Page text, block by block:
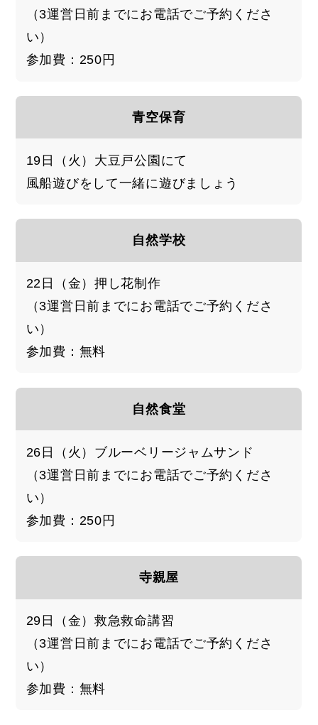
（3運営日前までにお電話でご予約くださ
い）
参加費：250円
青空保育
19日（火）大豆戸公園にて
風船遊びをして一緒に遊びましょう
自然学校
22日（金）押し花制作
（3運営日前までにお電話でご予約くださ
い）
参加費：無料
自然食堂
26日（火）ブルーベリージャムサンド
（3運営日前までにお電話でご予約くださ
い）
参加費：250円
寺親屋
29日（金）救急救命講習
（3運営日前までにお電話でご予約くださ
い）
参加費：無料